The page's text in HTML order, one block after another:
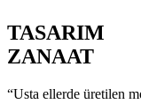
TASARIM
ZANAAT
“Usta ellerde üretilen